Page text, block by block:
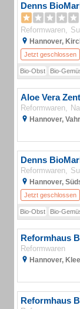
Denns
Reformwaren
Hannover,
Jetzt geschlossen
Bio-Obst Bio-
Aloe Vera
Reformwaren
Hannover,
Denns
Reformwaren
Hannover,
Jetzt geschlossen
Bio-Obst Bio-
Reformhaus
Reformwaren
Hannover,
Reformhaus